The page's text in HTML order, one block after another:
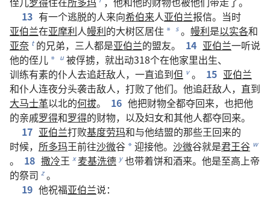
13 有一个逃脱的人来向希伯来人亚伯兰报信。 当时
亚伯兰在亚摩利人幔利的大树区居住 * s 。 幔利是以实各和
亚奈 t 的兄弟， 三人都是亚伯兰的盟友。 14 亚伯兰一听说
他的侄儿 * u 被俘掳， 就出动318个在他家里出生、
训练有素的仆人去追赶敌人， 一直追到但 v 。 15 亚伯兰
和仆人连夜分头袭击敌人， 打败了他们。 他追赶敌人， 直到
大马士革以北的何拔。 16 他把财物全都夺回来， 也把他
的亲戚罗得和罗得的财物， 以及妇女和其他人都夺回来。
17 亚伯兰打败基度劳玛和与他结盟的那些王回来的
时候， 所多玛王前往沙微谷 *迎接他。 沙微谷就是君王谷 w
。 18 撒冷王 x 麦基洗德 y 也带着饼和酒来。 他是至高上帝
的祭司 z 。
19 他祝福亚伯兰说：